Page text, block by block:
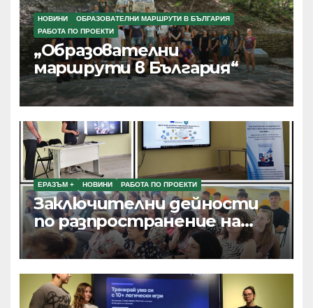
НОВИНИ
ОБРАЗОВАТЕЛНИ МАРШРУТИ В БЪЛГАРИЯ
РАБОТА ПО ПРОЕКТИ
„Образователни
маршрути в България“
ЕРАЗЪМ + НОВИНИ РАБОТА ПО ПРОЕКТИ
Заключителни дейности
по разпространение на
резултатите от текущи
проекти по Програма
Еразъм+, ПОО и eTwinning